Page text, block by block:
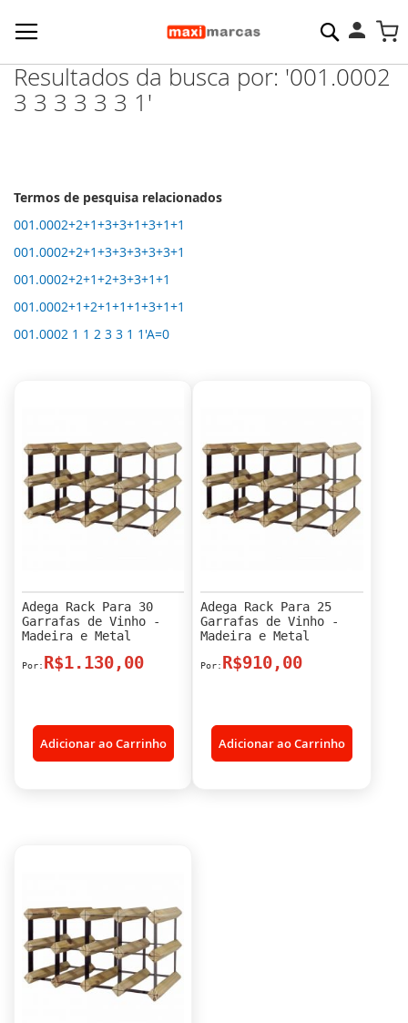
Pesquisa
Resultados da busca por: '001.0002
3 3 3 3 3 3 1'
Termos de pesquisa relacionados
001.0002+2+1+3+3+1+3+1+1
001.0002+2+1+3+3+3+3+3+1
001.0002+2+1+2+3+3+1+1
001.0002+1+2+1+1+1+3+1+1
001.0002 1 1 2 3 3 1 1'A=0
Adega Rack Para 30
Garrafas de Vinho -
Madeira e Metal
R$1.130,00
Adicionar ao Carrinho
Adega Rack Para 25
Garrafas de Vinho -
Madeira e Metal
R$910,00
Adicionar ao Carrinho